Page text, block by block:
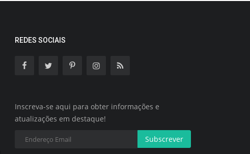
REDES SOCIAIS
Inscreva-se aqui para obter informações e
atualizações em destaque!
Subscrever